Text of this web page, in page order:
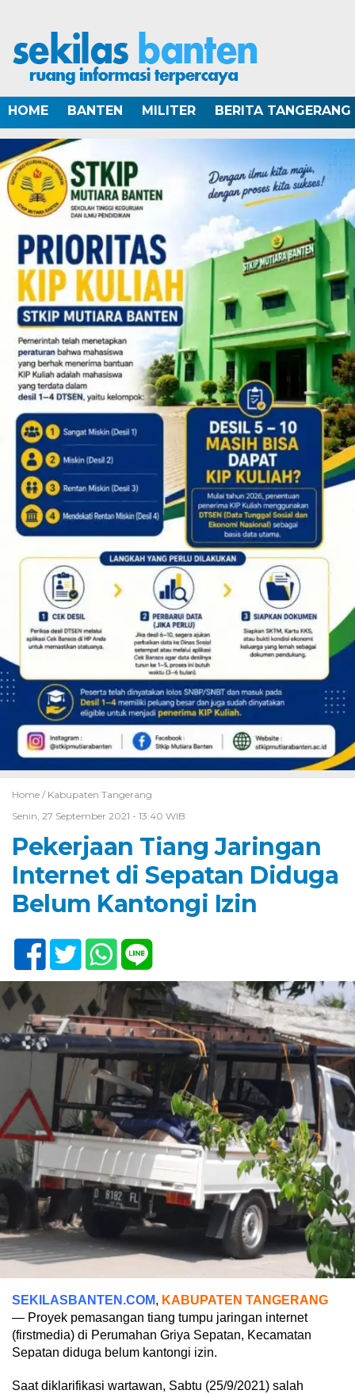
HOME BANTEN MILITER BERITA TANGERANG
Home / Kabupaten Tangerang
Senin, 27 September 2021 - 13:40 WIB
Pekerjaan Tiang Jaringan
Internet di Sepatan Diduga
Belum Kantongi Izin
SEKILASBANTEN.COM, KABUPATEN TANGERANG
— Proyek pemasangan tiang tumpu jaringan internet
(firstmedia) di Perumahan Griya Sepatan, Kecamatan
Sepatan diduga belum kantongi izin.
Saat diklarifikasi wartawan, Sabtu (25/9/2021) salah